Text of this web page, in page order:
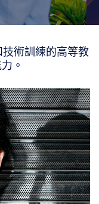
技術訓練的高等教
。